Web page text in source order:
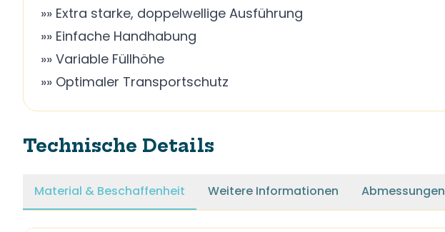
»» Extra starke, doppelwellige Ausführung
»» Einfache Handhabung
»» Variable Füllhöhe
»» Optimaler Transportschutz
Technische Details
Material & Beschaffenheit Weitere Informationen Abmessungen